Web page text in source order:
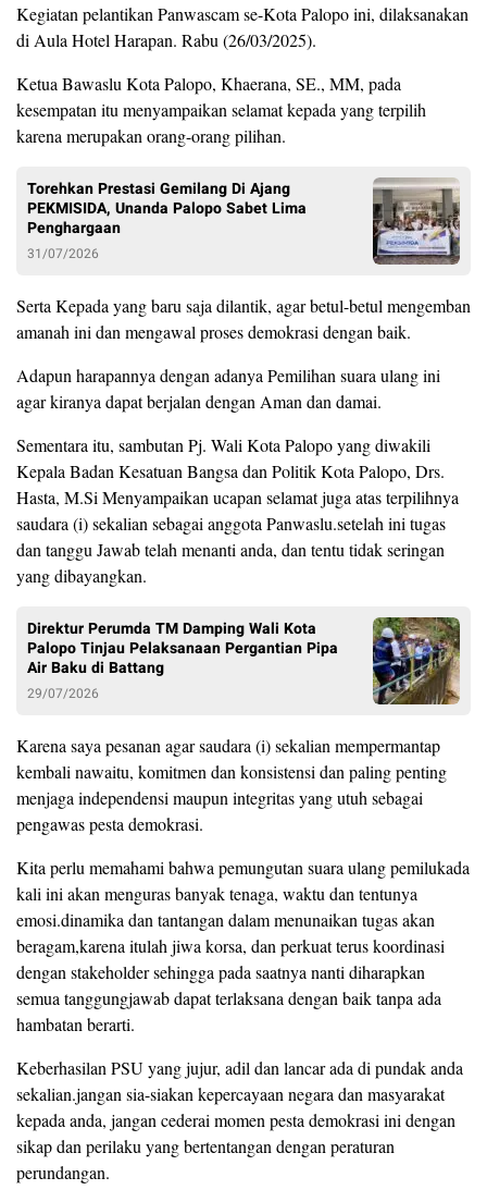
Kegiatan pelantikan Panwascam se-Kota Palopo ini, dilaksanakan
di Aula Hotel Harapan. Rabu (26/03/2025).
Ketua Bawaslu Kota Palopo, Khaerana, SE., MM, pada
kesempatan itu menyampaikan selamat kepada yang terpilih
karena merupakan orang-orang pilihan.
Torehkan Prestasi Gemilang Di Ajang
PEKMISIDA, Unanda Palopo Sabet Lima
Penghargaan
31/07/2026
Serta Kepada yang baru saja dilantik, agar betul-betul mengemban
amanah ini dan mengawal proses demokrasi dengan baik.
Adapun harapannya dengan adanya Pemilihan suara ulang ini
agar kiranya dapat berjalan dengan Aman dan damai.
Sementara itu, sambutan Pj. Wali Kota Palopo yang diwakili
Kepala Badan Kesatuan Bangsa dan Politik Kota Palopo, Drs.
Hasta, M.Si Menyampaikan ucapan selamat juga atas terpilihnya
saudara (i) sekalian sebagai anggota Panwaslu.setelah ini tugas
dan tanggu Jawab telah menanti anda, dan tentu tidak seringan
yang dibayangkan.
Direktur Perumda TM Damping Wali Kota
Palopo Tinjau Pelaksanaan Pergantian Pipa
Air Baku di Battang
29/07/2026
Karena saya pesanan agar saudara (i) sekalian mempermantap
kembali nawaitu, komitmen dan konsistensi dan paling penting
menjaga independensi maupun integritas yang utuh sebagai
pengawas pesta demokrasi.
Kita perlu memahami bahwa pemungutan suara ulang pemilukada
kali ini akan menguras banyak tenaga, waktu dan tentunya
emosi.dinamika dan tantangan dalam menunaikan tugas akan
beragam,karena itulah jiwa korsa, dan perkuat terus koordinasi
dengan stakeholder sehingga pada saatnya nanti diharapkan
semua tanggungjawab dapat terlaksana dengan baik tanpa ada
hambatan berarti.
Keberhasilan PSU yang jujur, adil dan lancar ada di pundak anda
sekalian.jangan sia-siakan kepercayaan negara dan masyarakat
kepada anda, jangan cederai momen pesta demokrasi ini dengan
sikap dan perilaku yang bertentangan dengan peraturan
perundangan.